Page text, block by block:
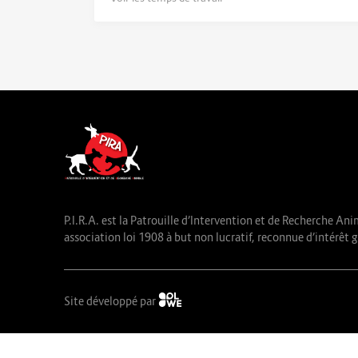
P.I.R.A. est la Patrouille d’Intervention et de Recherche
association loi 1908 à but non lucratif, reconnue d’intérêt
Site développé par